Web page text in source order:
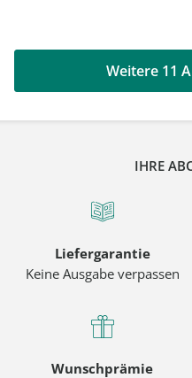
Weitere 11
IHRE
Liefergarantie
Keine Ausgabe verpassen
Wunschprämie